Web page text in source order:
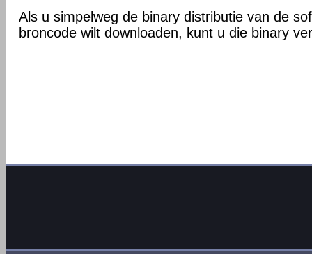
Als u simpelweg de binary distributie van de
broncode wilt downloaden, kunt u die binary